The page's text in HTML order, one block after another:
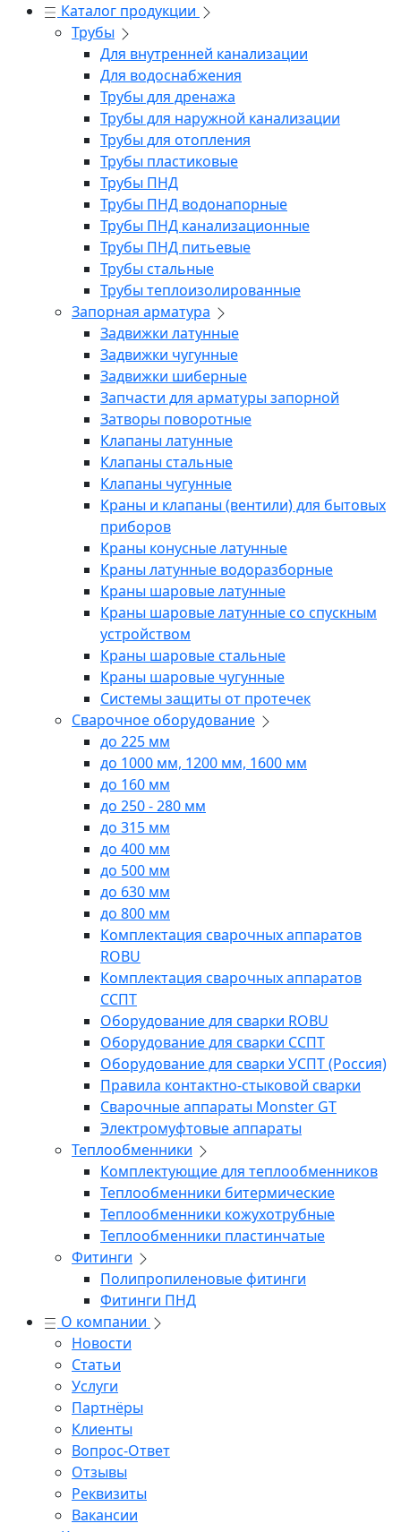
Каталог продукции
Трубы
Для внутренней канализации
Для водоснабжения
Трубы для дренажа
Трубы для наружной канализации
Трубы для отопления
Трубы пластиковые
Трубы ПНД
Трубы ПНД водонапорные
Трубы ПНД канализационные
Трубы ПНД питьевые
Трубы стальные
Трубы теплоизолированные
Запорная арматура
Задвижки латунные
Задвижки чугунные
Задвижки шиберные
Запчасти для арматуры запорной
Затворы поворотные
Клапаны латунные
Клапаны стальные
Клапаны чугунные
Краны и клапаны (вентили) для бытовых
приборов
Краны конусные латунные
Краны латунные водоразборные
Краны шаровые латунные
Краны шаровые латунные со спускным
устройством
Краны шаровые стальные
Краны шаровые чугунные
Системы защиты от протечек
Сварочное оборудование
до 225 мм
до 1000 мм, 1200 мм, 1600 мм
до 160 мм
до 250 - 280 мм
до 315 мм
до 400 мм
до 500 мм
до 630 мм
до 800 мм
Комплектация сварочных аппаратов
ROBU
Комплектация сварочных аппаратов
ССПТ
Оборудование для сварки ROBU
Оборудование для сварки ССПТ
Оборудование для сварки УСПТ (Россия)
Правила контактно-стыковой сварки
Сварочные аппараты Monster GT
Электромуфтовые аппараты
Теплообменники
Комплектующие для теплообменников
Теплообменники битермические
Теплообменники кожухотрубные
Теплообменники пластинчатые
Фитинги
Полипропиленовые фитинги
Фитинги ПНД
О компании
Новости
Статьи
Услуги
Партнёры
Клиенты
Вопрос-Ответ
Отзывы
Реквизиты
Вакансии